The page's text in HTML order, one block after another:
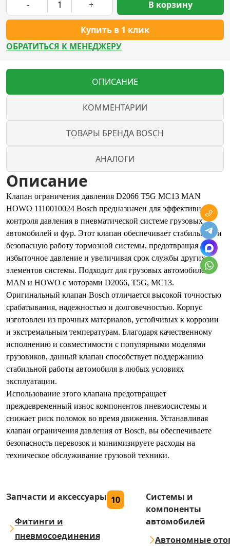
- +
Купить в 1 клик
В корзину
ОБРАТИТЬСЯ К МЕНЕДЖЕРУ
ОПИСАНИЕ
КОММЕНТАРИИ
ТОВАРЫ БРЕНДА BOSCH
АНАЛОГИ
Описание
Клапан ограничения давления D2066 T5G MC13 MAN
HOWO 1110010024 Bosch предназначен для эффективного
контроля давления в пневматической системе грузовых
автомобилей и фур. Этот клапан обеспечивает стабильную и
безопасную работу тормозной системы, предотвращая
избыточное давление и увеличивая срок службы других
элементов системы. Подходит для грузовых автомобилей
MAN и HOWO с моторами D2066, T5G, MC13.
Оригинальный клапан Bosch отличается высокой точностью
срабатывания, надежностью и долговечностью. Корпус
изготовлен из прочных материалов, устойчивых к коррозии
и экстремальным температурам. Благодаря качественному
исполнению и совместимости с популярными моделями
грузовиков, данный клапан способствует поддержанию
стабильной работы автомобиля в любых условиях
эксплуатации.
Использование этого клапана предотвращает
преждевременный износ компонентов пневмосистемы и
снижает риск поломок во время движения. Устанавливая
клапан ограничения давления от Bosch, вы обеспечиваете
безопасность перевозок и минимизируете расходы на
техническое обслуживание грузовой техники.
Запчасти и аксессуары 10
Фитинги и
пневмосоединения
Системы и
компоненты
автомобилей
Автономные